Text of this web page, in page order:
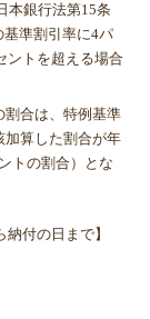
本銀行法第15条
準割引率に4パ
ントを超える場合
割合は、特例基準
算した割合が年
トの割合）とな
付の日まで】